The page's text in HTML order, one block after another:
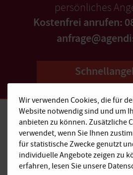
persönliches
Kostenfrei anrufen:
Kostenfrei
0800 310
E-Mail:
Wir verwenden Cookies, die für
Website notwendig sind und um
anbieten zu können. Zusätzliche
verwendet, wenn Sie Ihnen
für statistische Zwecke genutzt
individuelle Angebote zeigen zu
erfahren, lesen Sie unsere